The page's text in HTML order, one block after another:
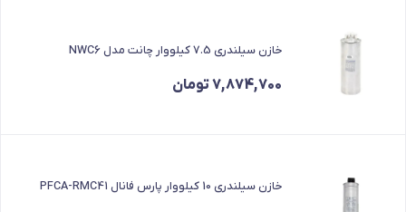
خازن سیلندری 7.5 کیلووار چانت مدل NWC6
7,874,700تومان
خازن سیلندری 10 کیلووار پارس فانال PFCA-RMC41